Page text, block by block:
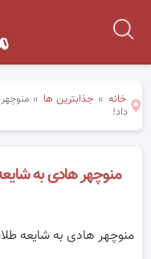
خانه » جذابترین ها »
داد!
منوچهر هادی به
منوچهر هادی به شایعه